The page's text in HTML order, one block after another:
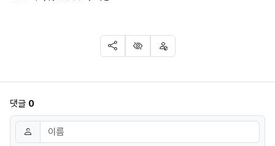
SNS 공유
신고 차단
댓글 0
댓글쓰기
이름 필수